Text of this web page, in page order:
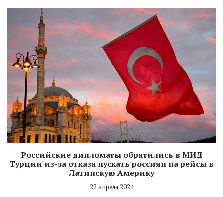
Российские дипломаты обратились в МИД
Турции из-за отказа пускать россиян на рейсы в
Латинскую Америку
22 апреля 2024